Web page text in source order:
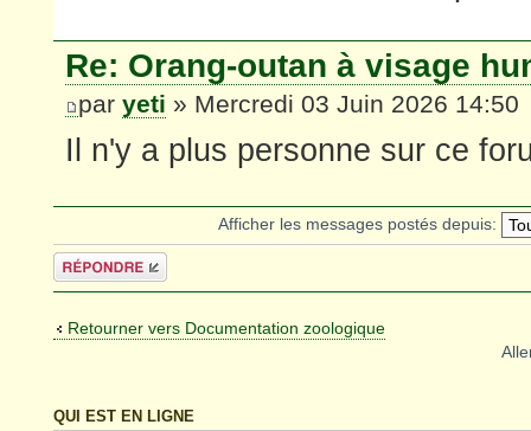
Re: Orang-outan à visage
par yeti » Mercredi 03 Juin 2026 14:50
Il n'y a plus personne sur ce
Afficher les messages postés depuis:
Répondre
Retourner vers Documentation zoologique
QUI EST EN LIGNE